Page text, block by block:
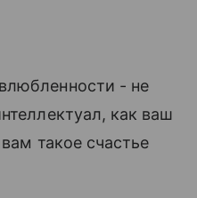
- не
как ваш
такое счастье